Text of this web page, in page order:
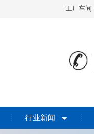
工厂车间
行业新闻